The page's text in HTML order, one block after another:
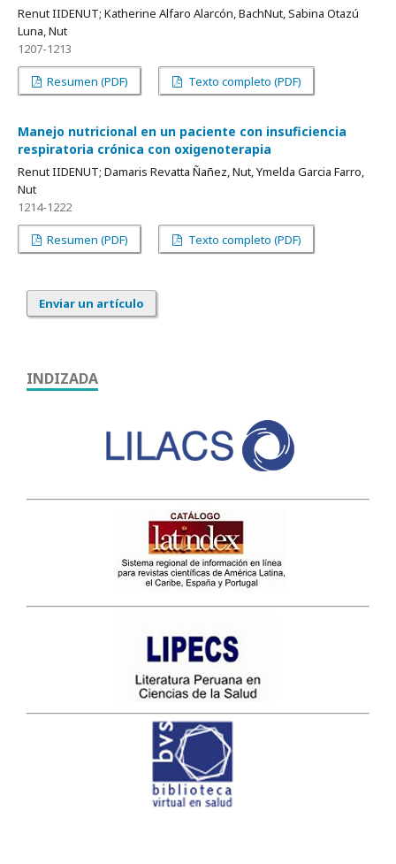
Renut IIDENUT; Katherine Alfaro Alarcón, BachNut, Sabina Otazú
Luna, Nut
1207-1213
Resumen (PDF) Texto completo (PDF)
Manejo nutricional en un paciente con insuficiencia
respiratoria crónica con oxigenoterapia
Renut IIDENUT; Damaris Revatta Ñañez, Nut, Ymelda Garcia Farro,
Nut
1214-1222
Resumen (PDF) Texto completo (PDF)
Enviar un artículo
INDIZADA